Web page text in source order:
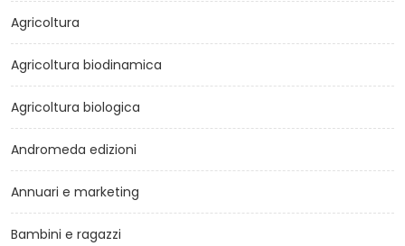
Agricoltura
Agricoltura biodinamica
Agricoltura biologica
Andromeda edizioni
Annuari e marketing
Bambini e ragazzi